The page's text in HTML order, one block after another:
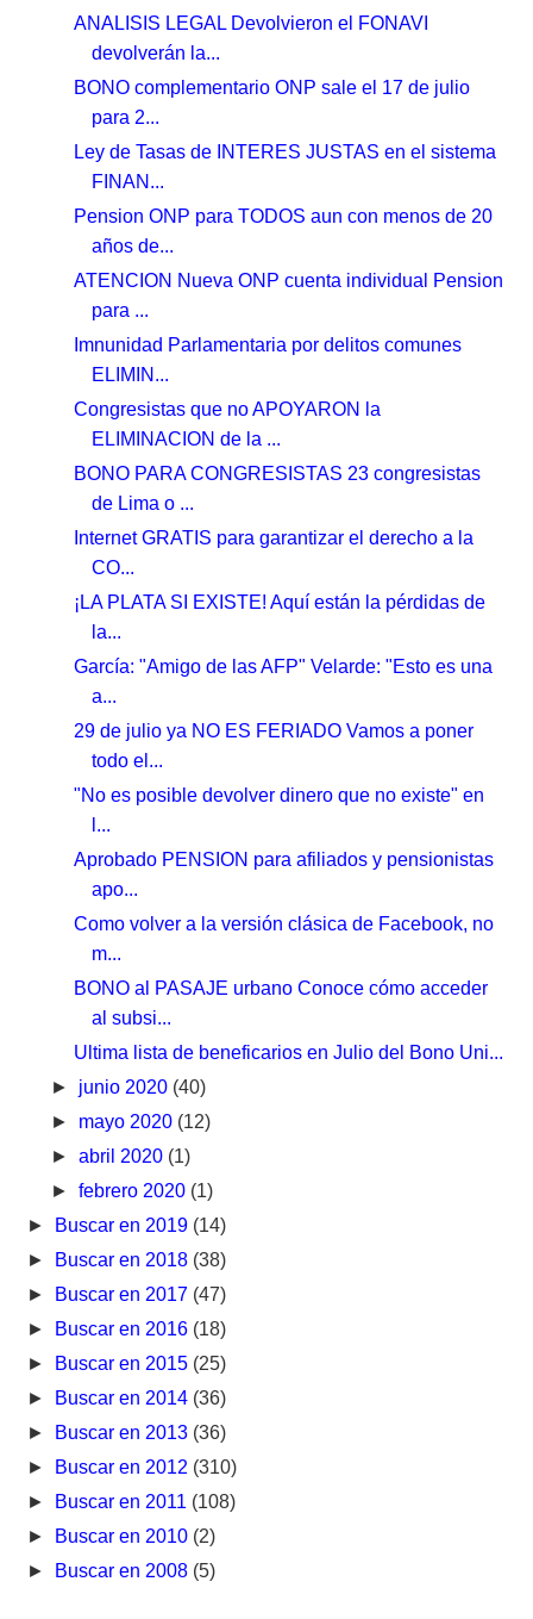
ANALISIS LEGAL Devolvieron el FONAVI
devolverán la...
BONO complementario ONP sale el 17 de julio
para 2...
Ley de Tasas de INTERES JUSTAS en el sistema
FINAN...
Pension ONP para TODOS aun con menos de 20
años de...
ATENCION Nueva ONP cuenta individual Pension
para ...
Imnunidad Parlamentaria por delitos comunes
ELIMIN...
Congresistas que no APOYARON la
ELIMINACION de la ...
BONO PARA CONGRESISTAS 23 congresistas
de Lima o ...
Internet GRATIS para garantizar el derecho a la
CO...
¡LA PLATA SI EXISTE! Aquí están la pérdidas de
la...
García: "Amigo de las AFP" Velarde: "Esto es una
a...
29 de julio ya NO ES FERIADO Vamos a poner
todo el...
"No es posible devolver dinero que no existe" en
l...
Aprobado PENSION para afiliados y pensionistas
apo...
Como volver a la versión clásica de Facebook, no
m...
BONO al PASAJE urbano Conoce cómo acceder
al subsi...
Ultima lista de beneficarios en Julio del Bono Uni...
► junio 2020 (40)
► mayo 2020 (12)
► abril 2020 (1)
► febrero 2020 (1)
► Buscar en 2019 (14)
► Buscar en 2018 (38)
► Buscar en 2017 (47)
► Buscar en 2016 (18)
► Buscar en 2015 (25)
► Buscar en 2014 (36)
► Buscar en 2013 (36)
► Buscar en 2012 (310)
► Buscar en 2011 (108)
► Buscar en 2010 (2)
► Buscar en 2008 (5)